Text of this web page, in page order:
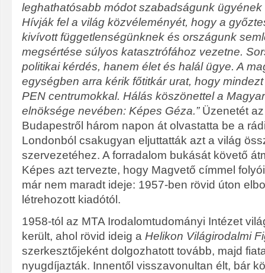
leghathatósabb módot szabadságunk ügyének
Hívják fel a világ közvéleményét, hogy a
kivívott függetlenségünknek és országunk
megsértése súlyos katasztrófához vezetne.
politikai kérdés, hanem élet és halál ügye. A
egységben arra kérik főtitkár urat, hogy
PEN centrumokkal. Hálás köszönettel a
elnöksége nevében: Képes Géza.”Üzenetét
Budapestről három napon át olvastatta be a
Londonból csakugyan eljuttatták azt a világ
szervezetéhez. A forradalom bukását követő
Képes azt tervezte, hogy Magvető címmel
már nem maradt ideje: 1957-ben rövid úton
létrehozott kiadótól.
1958-tól az MTA Irodalomtudományi Intézet
került, ahol rövid ideig a Helikon Világirodalmi
szerkesztőjeként dolgozhatott tovább, majd
nyugdíjazták. Innentől visszavonultan élt, bár